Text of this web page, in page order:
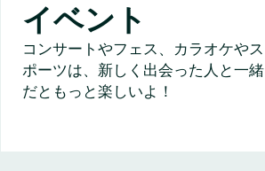
イベント
コンサートやフェス、カラオケやス
ポーツは、新しく出会った人と一緒
だともっと楽しいよ！